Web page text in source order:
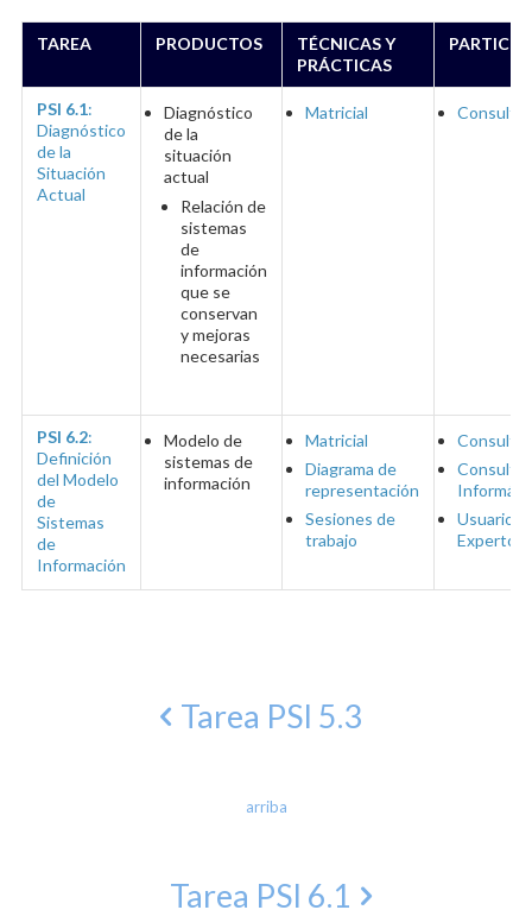
TAREA PRODUCTOS
TÉCNICAS Y
PRÁCTICAS
PSI 6.1:
Diagnóstico
de la
Situación
Actual
Diagnóstico
de la
situación
actual
Relación de
sistemas
de
información
que se
conservan
y mejoras
necesarias
Matricial
PSI 6.2:
Definición
del Modelo
de
Sistemas
de
Información
Modelo de
sistemas de
información
Matricial
Diagrama de
representación
Sesiones de
trabajo
Usuarios
Expertos
Tarea PSI 5.3
arriba
Tarea PSI 6.1